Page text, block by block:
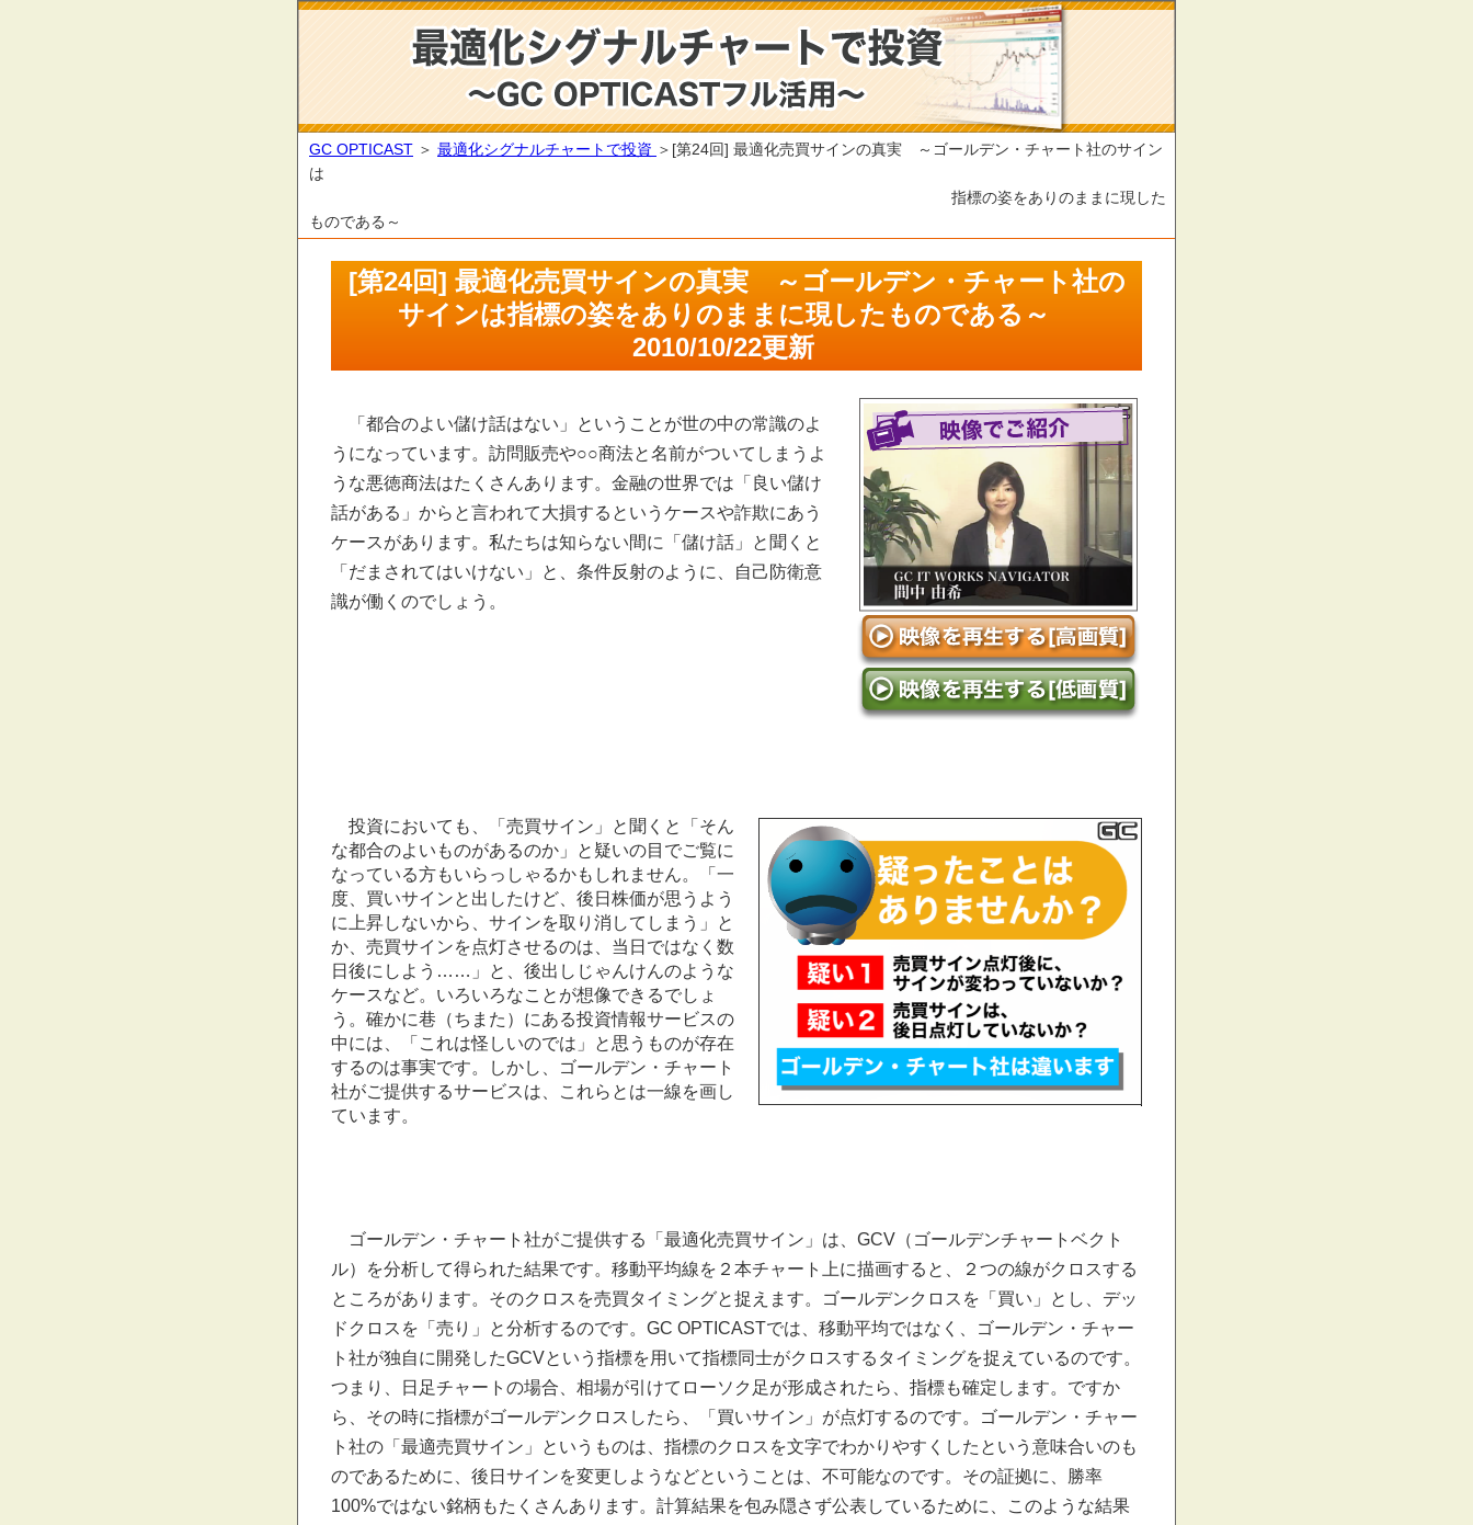
GC OPTICAST ＞ 最適化シグナルチャートで投資 ＞[第24回] 最適化売買サインの真実 ～ゴールデン・チャート社のサイン
は
指標の姿をありのままに現した
ものである～
[第24回] 最適化売買サインの真実 ～ゴールデン・チャート社の
サインは指標の姿をありのままに現したものである～
2010/10/22更新
「都合のよい儲け話はない」ということが世の中の常識のよ
うになっています。訪問販売や○○商法と名前がついてしまうよ
うな悪徳商法はたくさんあります。金融の世界では「良い儲け
話がある」からと言われて大損するというケースや詐欺にあう
ケースがあります。私たちは知らない間に「儲け話」と聞くと
「だまされてはいけない」と、条件反射のように、自己防衛意
識が働くのでしょう。
投資においても、「売買サイン」と聞くと「そん
な都合のよいものがあるのか」と疑いの目でご覧に
なっている方もいらっしゃるかもしれません。「一
度、買いサインと出したけど、後日株価が思うよう
に上昇しないから、サインを取り消してしまう」と
か、売買サインを点灯させるのは、当日ではなく数
日後にしよう……」と、後出しじゃんけんのような
ケースなど。いろいろなことが想像できるでしょ
う。確かに巷（ちまた）にある投資情報サービスの
中には、「これは怪しいのでは」と思うものが存在
するのは事実です。しかし、ゴールデン・チャート
社がご提供するサービスは、これらとは一線を画し
ています。
ゴールデン・チャート社がご提供する「最適化売買サイン」は、GCV（ゴールデンチャートベクト
ル）を分析して得られた結果です。移動平均線を２本チャート上に描画すると、２つの線がクロスする
ところがあります。そのクロスを売買タイミングと捉えます。ゴールデンクロスを「買い」とし、デッ
ドクロスを「売り」と分析するのです。GC OPTICASTでは、移動平均ではなく、ゴールデン・チャー
ト社が独自に開発したGCVという指標を用いて指標同士がクロスするタイミングを捉えているのです。
つまり、日足チャートの場合、相場が引けてローソク足が形成されたら、指標も確定します。ですか
ら、その時に指標がゴールデンクロスしたら、「買いサイン」が点灯するのです。ゴールデン・チャー
ト社の「最適売買サイン」というものは、指標のクロスを文字でわかりやすくしたという意味合いのも
のであるために、後日サインを変更しようなどということは、不可能なのです。その証拠に、勝率
100%ではない銘柄もたくさんあります。計算結果を包み隠さず公表しているために、このような結果